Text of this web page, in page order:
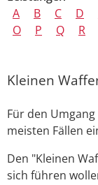
A
B C D
O
P Q R
Kleinen
Für den
meisten Fällen
Den "Kleinen
sich führen